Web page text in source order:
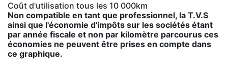
Coût d'utilisation tous les 10 000km
Non compatible en tant que professionnel, la T.V.S
ainsi que l'économie d'impôts sur les sociétés étant
par année fiscale et non par kilomètre parcourus ces
économies ne peuvent être prises en compte dans
ce graphique.